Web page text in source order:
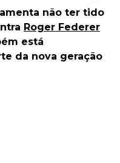
não ter tido
Roger Federer
está
da nova geração